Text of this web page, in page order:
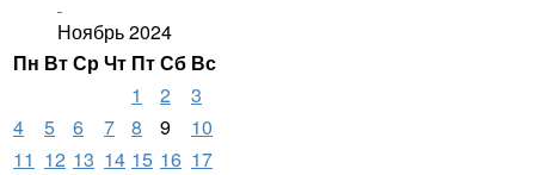
Ноябрь 2024
Пн ВтСрЧт ПтСб Вс
1
2
3
4
5 6 7 8 9
10
11 12 13 14 15 16 17